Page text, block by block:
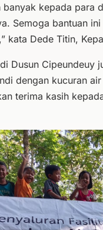
banyak kepada para
Semoga bantuan
kata Dede Titin,
Dusun Cipeundeuy
dengan kucuran
terima kasih